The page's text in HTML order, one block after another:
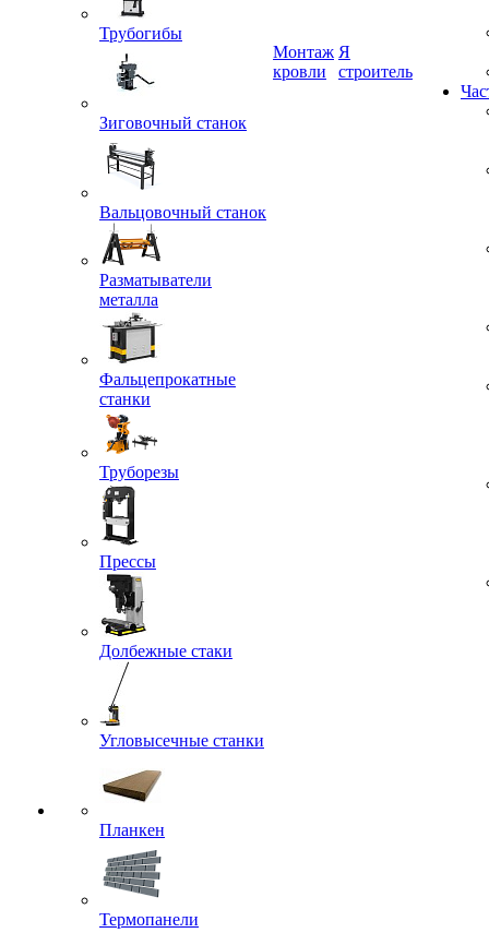
Трубогибы
Зиговочный станок
Вальцовочный станок
Разматыватели
металла
Фальцепрокатные
станки
Труборезы
Прессы
Долбежные стаки
Угловысечные станки
Планкен
Термопанели
Монтаж
Я